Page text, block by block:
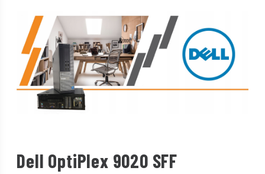
Dell OptiPlex 9020 SFF